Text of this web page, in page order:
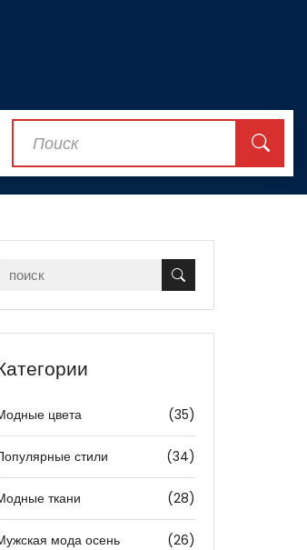
цвета (35)
стили (34)
ткани (28)
мода осень (26)